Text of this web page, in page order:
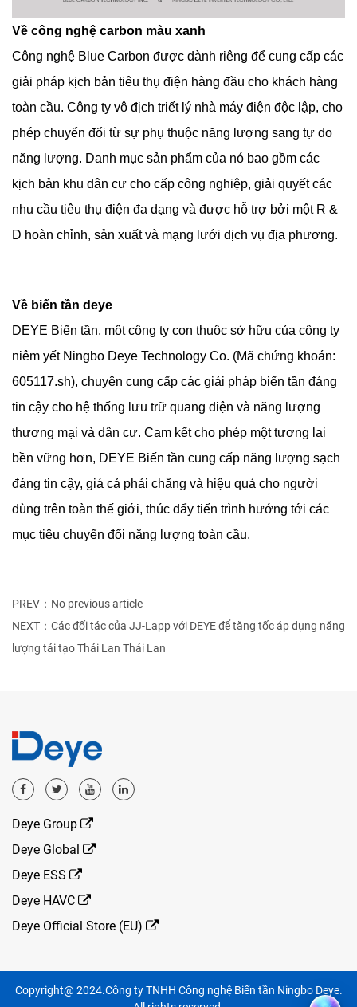
Về công nghệ carbon màu xanh
Công nghệ Blue Carbon được dành riêng để cung cấp các
giải pháp kịch bản tiêu thụ điện hàng đầu cho khách hàng
toàn cầu. Công ty vô địch triết lý nhà máy điện độc lập, cho
phép chuyển đổi từ sự phụ thuộc năng lượng sang tự do
năng lượng. Danh mục sản phẩm của nó bao gồm các
kịch bản khu dân cư cho cấp công nghiệp, giải quyết các
nhu cầu tiêu thụ điện đa dạng và được hỗ trợ bởi một R &
D hoàn chỉnh, sản xuất và mạng lưới dịch vụ địa phương.
Về biến tần deye
DEYE Biến tần, một công ty con thuộc sở hữu của công ty
niêm yết Ningbo Deye Technology Co. (Mã chứng khoán:
605117.sh), chuyên cung cấp các giải pháp biến tần đáng
tin cậy cho hệ thống lưu trữ quang điện và năng lượng
thương mại và dân cư. Cam kết cho phép một tương lai
bền vững hơn, DEYE Biến tần cung cấp năng lượng sạch
đáng tin cậy, giá cả phải chăng và hiệu quả cho người
dùng trên toàn thế giới, thúc đẩy tiến trình hướng tới các
mục tiêu chuyển đổi năng lượng toàn cầu.
PREV：No previous article
NEXT：Các đối tác của JJ-Lapp với DEYE để tăng tốc áp dụng năng
lượng tái tạo Thái Lan Thái Lan
Deye Group
Deye Global
Deye ESS
Deye HAVC
Deye Official Store (EU)
Copyright@ 2024.Công ty TNHH Công nghệ Biến tần Ningbo Deye.